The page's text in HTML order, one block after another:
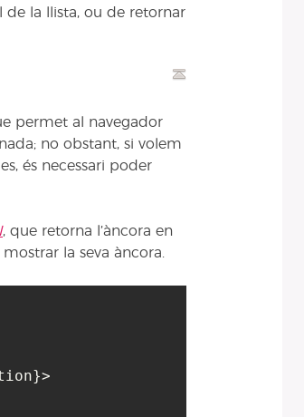
de la llista, ou de retornar
permet al navegador
no obstant, si volem
és necessari poder
, que retorna l’àncora en
mostrar la seva àncora.